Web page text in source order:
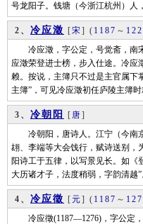
号龙阳子。钱塘（今浙江杭州）
2、 冷应澂 [宋 ] ( 1187 ～
冷应澂，字公定，号觉斋，南宋
应澂荣登进士榜，步入仕途。冷应
赖。按说，主簿只不过是主官属下
主簿”，可见冷应澂初任庐陵主簿
3、 冷朝阳 [ 唐]
冷朝阳，唐诗人。江宁（今南京
翃、李端等大会饯行，赋诗送别，
阳诗工于五律，以写景见长。如《
大历诸才子，法度稍弱，字韵清
4、 冷应徵 [元] ( 1187 ～
冷应徵(1187—1276)，字公定，